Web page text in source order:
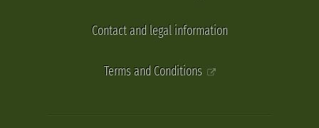
Contact and legal information
Terms and Conditions